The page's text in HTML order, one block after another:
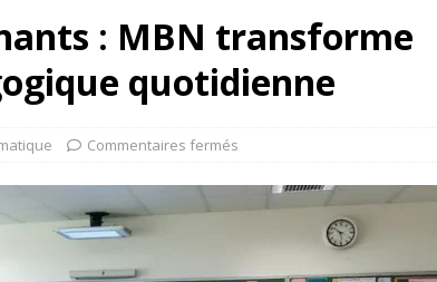
: MBN transforme
quotidienne
Commentaires fermés